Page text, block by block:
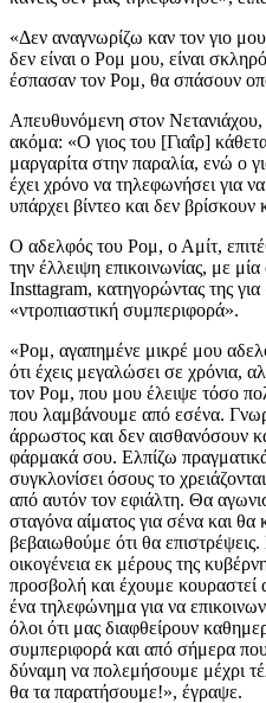
«Δεν αναγνωρίζω καν τον γιο
δεν είναι ο Ρομ μου, είναι
έσπασαν τον Ρομ, θα σπάσουν
Απευθυνόμενη στον
ακόμα: «Ο γιος του [Γιαΐρ]
μαργαρίτα στην παραλία, ενώ ο
έχει χρόνο να τηλεφωνήσει για
υπάρχει βίντεο και δεν
Ο αδελφός του Ρομ, ο Αμίτ,
την έλλειψη επικοινωνίας, με
Insttagram, κατηγορώντας της για
«ντροπιαστική συμπεριφορά».
«Ρομ, αγαπημένε μικρέ μου
ότι έχεις μεγαλώσει σε χρόνια,
τον Ρομ, που μου έλειψε τόσο
που λαμβάνουμε από εσένα.
άρρωστος και δεν αισθανόσουν
φάρμακά σου. Ελπίζω
συγκλονίσει όσους το
από αυτόν τον εφιάλτη. Θα
σταγόνα αίματος για σένα και θα
βεβαιωθούμε ότι θα
οικογένεια εκ μέρους της
προσβολή και έχουμε
ένα τηλεφώνημα για να
όλοι ότι μας διαφθείρουν
συμπεριφορά και από σήμερα
δύναμη να πολεμήσουμε μέχρι
θα τα παρατήσουμε!», έγραψε.